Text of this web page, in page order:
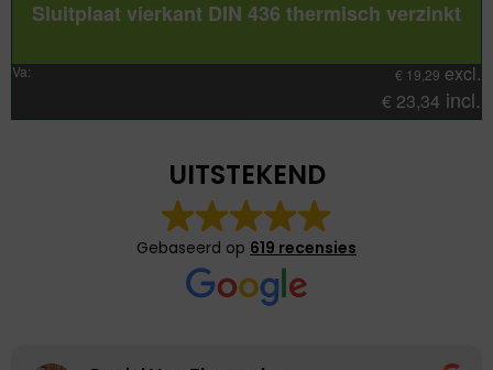
Sluitplaat vierkant DIN 436 thermisch verzinkt
Va: € 19,29 excl.
€ 23,34 incl.
UITSTEKEND
Gebaseerd op 619 recensies